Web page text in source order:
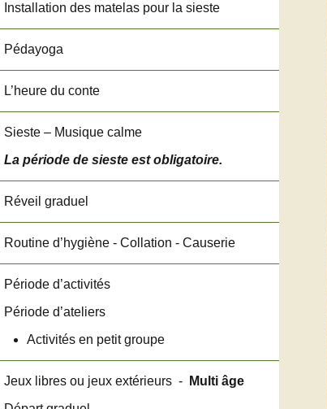
Installation des matelas pour la sieste
Pédayoga
L’heure du conte
Sieste – Musique calme
La période de sieste est obligatoire.
Réveil graduel
Routine d’hygiène - Collation - Causerie
Période d’activités
Période d’ateliers
Activités en petit groupe
Jeux libres ou jeux extérieurs -
Multi âge